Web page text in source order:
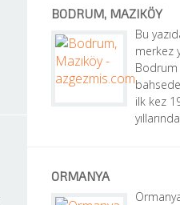
BODRUM, MAZIKÖY
Bu
merkez
Bodrum
ilk kez
ORMANYA